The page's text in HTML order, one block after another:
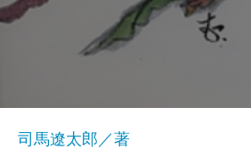
司馬遼太郎／著